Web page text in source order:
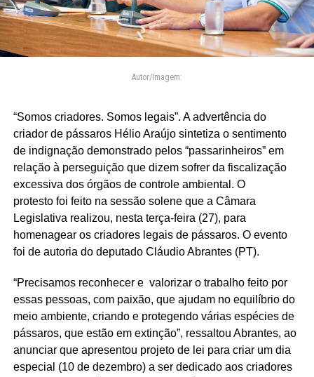
Autor/Imagem:
“Somos criadores. Somos legais”. A advertência do
criador de pássaros Hélio Araújo sintetiza o sentimento
de indignação demonstrado pelos “passarinheiros” em
relação à perseguição que dizem sofrer da fiscalização
excessiva dos órgãos de controle ambiental. O
protesto foi feito na sessão solene que a Câmara
Legislativa realizou, nesta terça-feira (27), para
homenagear os criadores legais de pássaros. O evento
foi de autoria do deputado Cláudio Abrantes (PT).
“Precisamos reconhecer e valorizar o trabalho feito por
essas pessoas, com paixão, que ajudam no equilíbrio do
meio ambiente, criando e protegendo várias espécies de
pássaros, que estão em extinção”, ressaltou Abrantes, ao
anunciar que apresentou projeto de lei para criar um dia
especial (10 de dezembro) a ser dedicado aos criadores